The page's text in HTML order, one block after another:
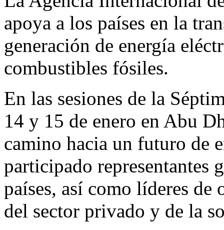
apoya a los países en la
generación de energía
combustibles fósiles.
En las sesiones de la
14 y 15 de enero en Abu
camino hacia un futuro de
participado representantes
países, así como líderes de
del sector privado y de la